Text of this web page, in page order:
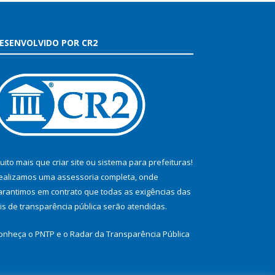
POR CR2
mais que criar site ou sistema para prefeituras!
uma assessoria completa, onde
em contrato que todas as exigências das
de transparência pública serão atendidas.
o PNTP e o Radar da Transparência Pública